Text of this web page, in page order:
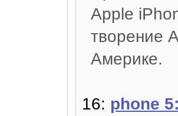
Apple
творение
Америке.
16: phone